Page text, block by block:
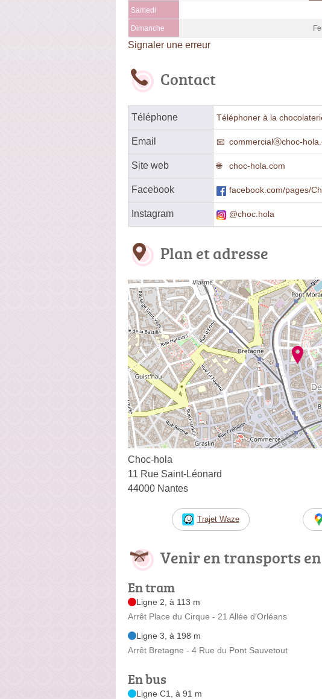
Samedi
Dimanche
Signaler une erreur
Contact
Téléphone Téléphoner à la
Email commercialⓐchoc-
Site web choc-hola.com
Facebook facebook.com/pages/
Instagram @choc.hola
Plan et adresse
Choc-hola
11 Rue Saint-Léonard
44000 Nantes
Trajet Waze
Venir en transports
En tram
Ligne 2, à 113 m
Arrêt Place du Cirque - 21 Allée d'Orléans
Ligne 3, à 198 m
Arrêt Bretagne - 4 Rue du Pont Sauvetout
En bus
Ligne C1, à 91 m